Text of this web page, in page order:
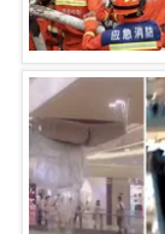
Email:
Liên hệ quảng